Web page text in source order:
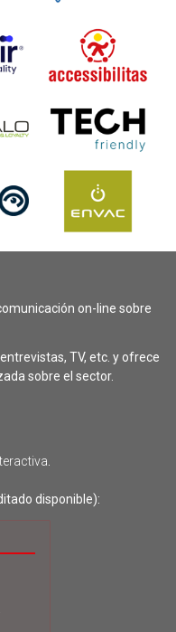
on-line sobre
TV, etc. y ofrece
sobre el sector.
.
disponible):